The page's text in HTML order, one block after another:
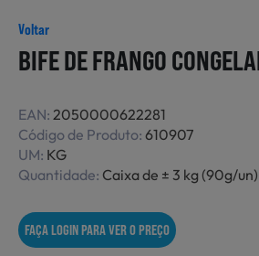
Refeições Prontas
Charcutaria e Enchidos
Voltar
BIFE DE FRANGO
EAN: 2050000622281
Código de Produto: 610907
UM: KG
Quantidade: Caixa de ± 3 kg (90g/un)
FAÇA LOGIN PARA VER O PREÇO